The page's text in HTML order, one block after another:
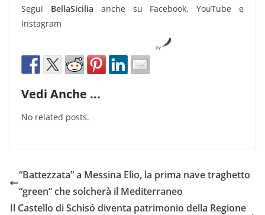
Segui BellaSicilia anche su Facebook, YouTube e
Instagram
by
Vedi Anche ...
No related posts.
“Battezzata” a Messina Elio, la prima nave traghetto
“green” che solcherà il Mediterraneo
Il Castello di Schisó diventa patrimonio della Regione